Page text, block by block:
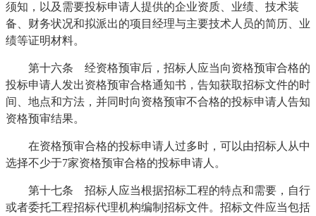
须知，以及需要投标申请人提供的企业资质、业绩、技术装
备、财务状况和拟派出的项目经理与主要技术人员的简历、业
绩等证明材料。
第十六条 经资格预审后，招标人应当向资格预审合格的
投标申请人发出资格预审合格通知书，告知获取招标文件的时
间、地点和方法，并同时向资格预审不合格的投标申请人告知
资格预审结果。
在资格预审合格的投标申请人过多时，可以由招标人从中
选择不少于7家资格预审合格的投标申请人。
第十七条 招标人应当根据招标工程的特点和需要，自行
或者委托工程招标代理机构编制招标文件。招标文件应当包括